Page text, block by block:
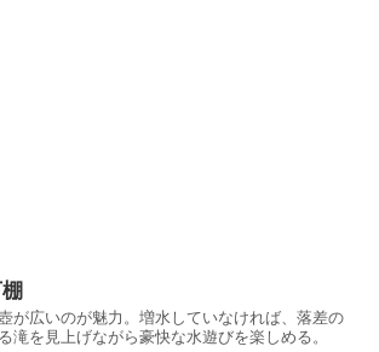
が広いのが魅力。増水していなければ、落差の
滝を見上げながら豪快な水遊びを楽しめる。